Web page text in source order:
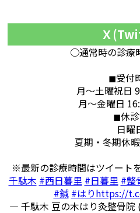
Ｘ
○通常時の診療
◼︎受付
月〜土曜祝日
月〜金曜日
◼︎休
日曜
夏期・冬期休
※最新の診療時間はツイート
千駄木 #西日暮里 #日暮里 #整
#鍼 #はりhttps://
— 千駄木 豆の木はり灸整骨